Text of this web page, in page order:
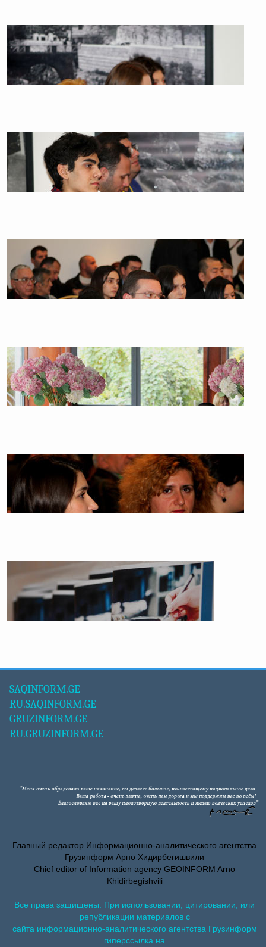
SAQINFORM.GE
RU.SAQINFORM.GE
GRUZINFORM.GE
RU.GRUZINFORM.GE
Главный редактор Информационно-аналитического агентства
Грузинформ Арно Хидирбегишвили
Chief editor of Information agency GEOINFORM Arno
Khidirbegishvili
Все права защищены. При использовании, цитировании, или
републикации материалов с
сайта информационно-аналитического агентства Грузинформ
гиперссылка на